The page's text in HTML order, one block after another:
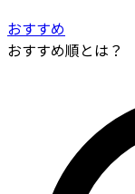
おすすめ
おすすめ順とは？